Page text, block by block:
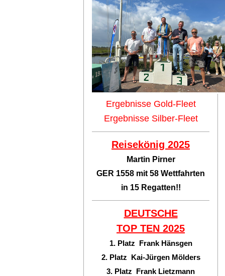
Ergebnisse Gold-Fleet
Ergebnisse Silber-Fleet
Reisekönig 2025
Martin Pirner
GER 1558 mit 58 Wettfahrten
in 15 Regatten!!
DEUTSCHE
TOP TEN 2025
1. Platz Frank Hänsgen
2. Platz Kai-Jürgen Mölders
3. Platz Frank Lietzmann